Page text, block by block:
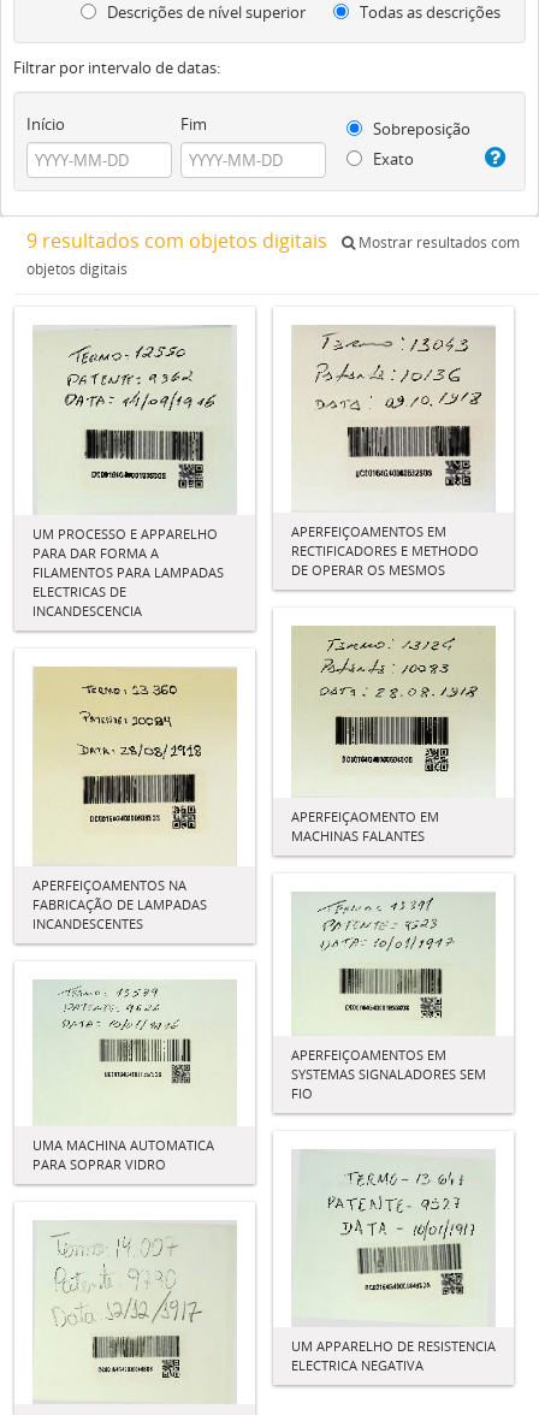
Descrições de nível superior Todas as descrições
Filtrar por intervalo de datas:
Início Fim
Sobreposição
Exato
9 resultados com objetos digitais
Mostrar resultados com
objetos digitais
UM PROCESSO E APPARELHO
PARA DAR FORMA A
FILAMENTOS PARA LAMPADAS
ELECTRICAS DE
INCANDESCENCIA
APERFEIÇOAMENTOS EM
RECTIFICADORES E METHODO
DE OPERAR OS MESMOS
APERFEIÇAOMENTO EM
MACHINAS FALANTES
APERFEIÇOAMENTOS NA
FABRICAÇÃO DE LAMPADAS
INCANDESCENTES
APERFEIÇOAMENTOS EM
SYSTEMAS SIGNALADORES SEM
FIO
UMA MACHINA AUTOMATICA
PARA SOPRAR VIDRO
UM APPARELHO DE RESISTENCIA
ELECTRICA NEGATIVA